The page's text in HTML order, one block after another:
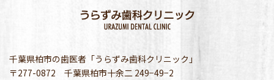
千葉県柏市の歯医者「うらずみ歯科クリニック」
〒277-0872 千葉県柏市十余二 249−49−2